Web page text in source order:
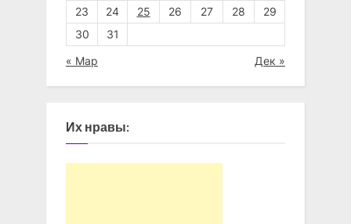
23
24 25 26 27 28
29
30
31
« Мар Дек »
Их нравы: